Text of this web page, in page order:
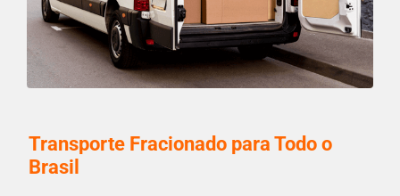
Transporte Fracionado para Todo o
Brasil